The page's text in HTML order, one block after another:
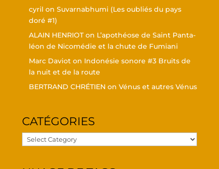
cyril on Suvar­nabhu­mi (Les oubliés du pays
doré #1)
ALAIN HENRIOTon L’a­po­théose de Saint Pan­ta­
léon de Nico­mé­die et la chute de Fumiani
Marc Davioton Indo­né­sie sonore #3 Bruits de
la nuit et de la route
BERTRAND CHRÉTIEN on Vénus et autres Vénus
CATÉ­GO­RIES
Caté­
go­